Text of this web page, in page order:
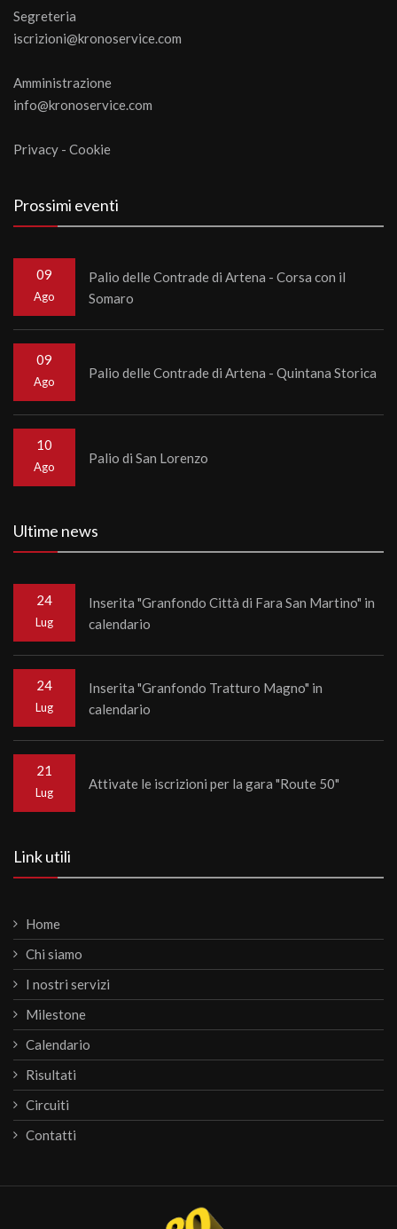
Segreteria
iscrizioni@kronoservice.com
Amministrazione
info@kronoservice.com
Privacy - Cookie
Prossimi eventi
09
Ago
Palio delle Contrade di Artena - Corsa con il
Somaro
09
Ago
Palio delle Contrade di Artena - Quintana Storica
10
Ago
Palio di San Lorenzo
Ultime news
24
Lug
Inserita "Granfondo Città di Fara San Martino" in
calendario
24
Lug
Inserita "Granfondo Tratturo Magno" in
calendario
21
Lug
Attivate le iscrizioni per la gara "Route 50"
Link utili
Home
Chi siamo
I nostri servizi
Milestone
Calendario
Risultati
Circuiti
Contatti